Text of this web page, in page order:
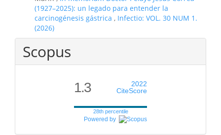
(1927–2025): un legado para entender la
carcinogénesis gástrica , Infectio: VOL. 30 NUM 1.
(2026)
Scopus
1.3
2022
CiteScore
28th percentile
Powered by